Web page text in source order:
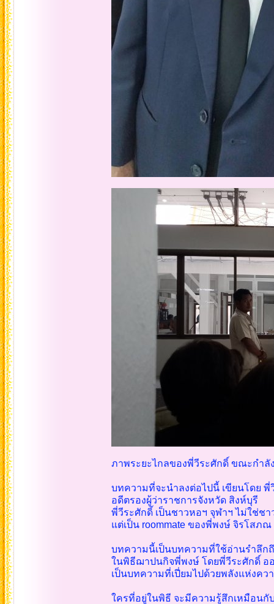
ภาพระยะไกลของพี่วีระศักดิ์ ขณะกำ
บทความที่จะนำลงต่อไปนี้ เขียนโดย
อดีตรองผู้ว่าราชการจังหวัด สิงห์บุรี
พี่วีระศักดิ์ เป็นชาวหอฯ จุฬาฯ ไม่ใช่ช
แต่เป็น roommate ของพี่พงษ์ จิรโสภณ
บทความนี้เป็นบทความที่ใช้อ่านรำลึก
ในพิธีฌาปนกิจพี่พงษ์ โดยพี่วีระศักดิ์ อ
เป็นบทความที่เปี่ยมไปด้วยพลังแห่งคว
ใครที่อยู่ในพิธี จะมีความรู้สึกเหมือนกั